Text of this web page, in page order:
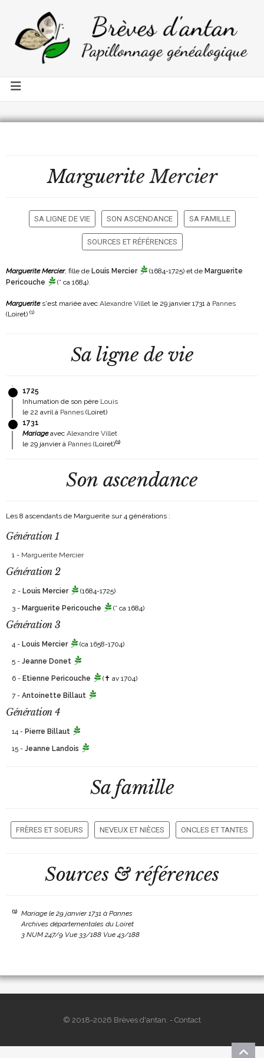
MargueriteMercier
SA LIGNE DE VIE SON ASCENDANCE SA FAMILLE
SOURCES ET RÉFÉRENCES
Marguerite Mercier, fille de Louis Mercier (1684-1725) et de Marguerite
Pericouche
(° ca 1684).
Marguerites'est mariée avec Alexandre Villet le 29 janvier 1731 à Pannes
(Loiret) (1)
Sa ligne de vie
1725
Inhumation de son père Louis
le 22 avril à Pannes (Loiret)
1731
Mariageavec Alexandre Villet
le 29 janvier à Pannes (Loiret)(1)
Son ascendance
Les 8 ascendants de Marguerite sur 4 générations :
Génération 1
1 - Marguerite Mercier
Génération 2
2 - Louis Mercier (1684-1725)
3 - Marguerite Pericouche (° ca 1684)
Génération 3
4 - Louis Mercier (ca 1658-1704)
5 - Jeanne Donet
6 - Etienne Pericouche (✝ av 1704)
7 - Antoinette Billaut
Génération 4
14 - Pierre Billaut
15 - Jeanne Landois
Sa famille
FRÈRES ET SOEURS NEVEUX ET NIÈCES ONCLES ET TANTES
Sources & références
(1)
Mariage le 29 janvier 1731 à Pannes
Archives départementales du Loiret
3 NUM 247/9 Vue 33/188 Vue 43/188
© 2018-2026 Brèves d'antan. - Contact